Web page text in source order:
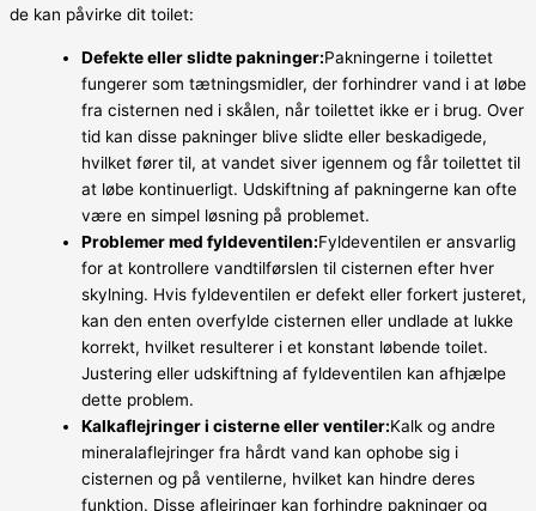
de kan påvirke dit toilet:
Defekte eller slidte pakninger:Pakningerne i toilettet
fungerer som tætningsmidler, der forhindrer vand i at løbe
fra cisternen ned i skålen, når toilettet ikke er i brug. Over
tid kan disse pakninger blive slidte eller beskadigede,
hvilket fører til, at vandet siver igennem og får toilettet til
at løbe kontinuerligt. Udskiftning af pakningerne kan ofte
være en simpel løsning på problemet.
Problemer med fyldeventilen:Fyldeventilen er ansvarlig
for at kontrollere vandtilførslen til cisternen efter hver
skylning. Hvis fyldeventilen er defekt eller forkert justeret,
kan den enten overfylde cisternen eller undlade at lukke
korrekt, hvilket resulterer i et konstant løbende toilet.
Justering eller udskiftning af fyldeventilen kan afhjælpe
dette problem.
Kalkaflejringer i cisterne eller ventiler:Kalk og andre
mineralaflejringer fra hårdt vand kan ophobe sig i
cisternen og på ventilerne, hvilket kan hindre deres
funktion. Disse aflejringer kan forhindre pakninger og